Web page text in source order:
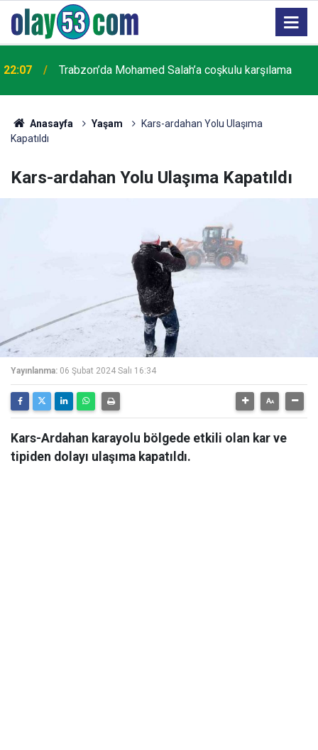
22:07 Trabzon’da Mohamed Salah’a coşkulu karşılama
21:07 Trabzon'da trafik kazası: 1 ölü
Anasayfa Yaşam
Kars-ardahan Yolu Ulaşıma
Kapatıldı
Kars-ardahan Yolu Ulaşıma Kapatıldı
Yayınlanma: 06 Şubat 2024 Salı 16:34
Kars-Ardahan karayolu bölgede etkili olan kar ve
tipiden dolayı ulaşıma kapatıldı.